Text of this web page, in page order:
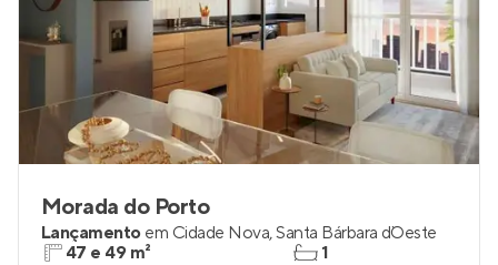
Morada do Porto
Lançamento em Cidade Nova,Santa Bárbara d`Oeste
47 e 49 m²
1